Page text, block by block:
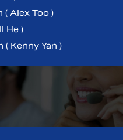
Alex Too )
He )
Kenny Yan )